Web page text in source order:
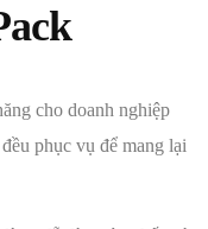
cho doanh nghiệp
phục vụ để mang lại